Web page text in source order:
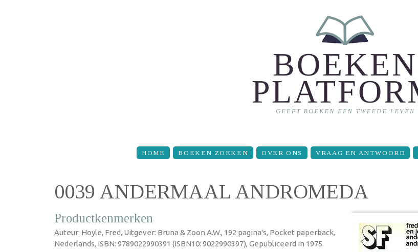
HOME BOEKEN ZOEKEN OVER ONS VRAAG EN ANTWOORD
0039 ANDERMAAL ANDROMEDA
Productkenmerken
Auteur: Hoyle, Fred, Uitgever: Bruna & Zoon A.W., 192 pagina's, Pocket paperback,
Nederlands, ISBN: 9789022990391 (ISBN10: 9022990397), Gepubliceerd in 1975.